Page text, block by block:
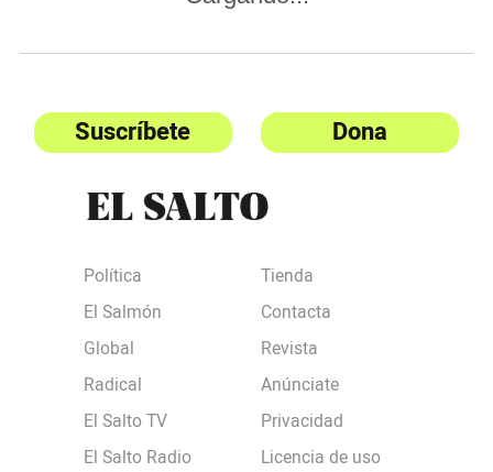
Suscríbete Dona
Política
El Salmón
Global
Radical
El Salto TV
El Salto Radio
Tienda
Contacta
Revista
Anúnciate
Privacidad
Licencia de uso